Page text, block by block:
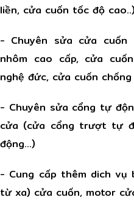
liền, cửa cuốn tốc độ cao..)
- Chuyên sửa cửa
nhôm cao cấp, cửa
nghệ đức, cửa cuốn
- Chuyên sửa cổng tự
cửa (cửa cổng trượt tự
động…)
- Cung cấp thêm dich
từ xa) cửa cuốn, motor